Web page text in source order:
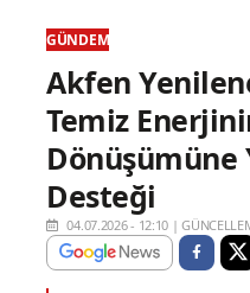
GÜNDEM
Akfen
Temiz
Dönüşümüne
Desteği
04.07.2026 - 12:10 |